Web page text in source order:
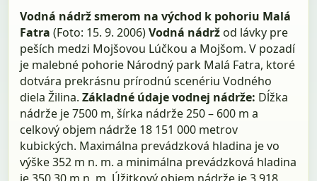
Vodná nádrž smerom na východ k pohoriu Malá
Fatra (Foto: 15. 9. 2006)Vodná nádržod lávky pre
peších medzi Mojšovou Lúčkou a Mojšom. V pozadí
je malebné pohorie Národný park Malá Fatra, ktoré
dotvára prekrásnu prírodnú scenériu Vodného
diela Žilina.Základné údaje vodnej nádrže: Dĺžka
nádrže je 7500 m, šírka nádrže 250 – 600 m a
celkový objem nádrže 18 151 000 metrov
kubických. Maximálna prevádzková hladina je vo
výške 352 m n. m. a minimálna prevádzková hladina